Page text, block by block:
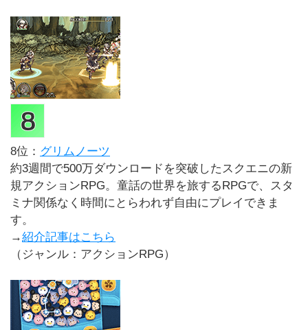
8位： グリムノーツ
約3週間で500万ダウンロードを突破したスクエニの新
規アクションRPG。童話の世界を旅するRPGで、スタ
ミナ関係なく時間にとらわれず自由にプレイできま
す。
→紹介記事はこちら
（ジャンル：アクションRPG）